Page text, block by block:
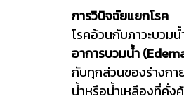
การวินิจฉัยแยกโรค
โรคอ้วนกับภาวะบวมน้
อาการบวมน้ำ
กับทุกส่วนของร่างกา
น้ำหรือน้ำเหลืองที่คั่ง